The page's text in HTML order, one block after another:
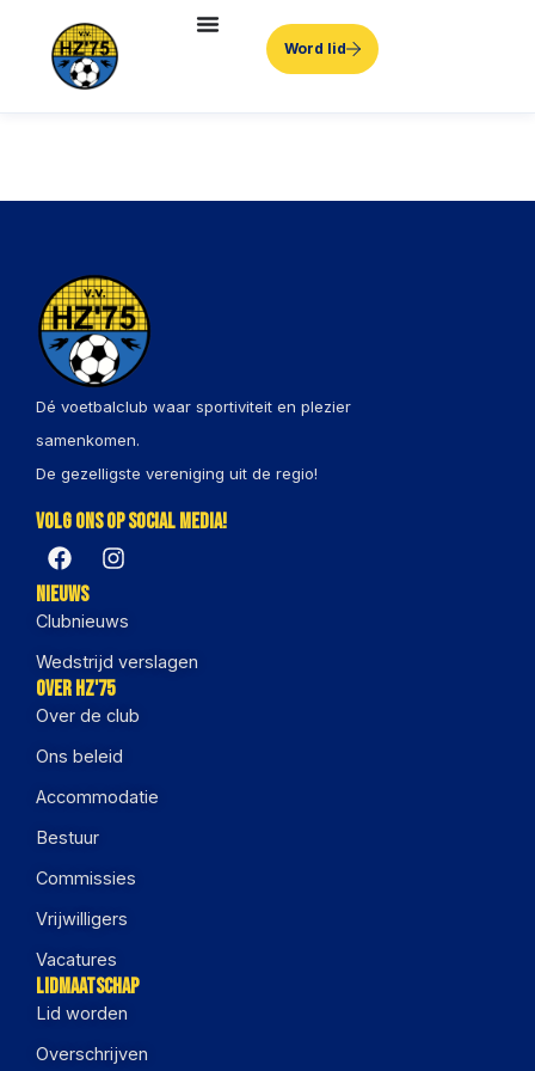
Word lid
Dé voetbalclub waar sportiviteit en plezier
samenkomen.
De gezelligste vereniging uit de regio!
Volg ons op social media!
Nieuws
Clubnieuws
Wedstrijd verslagen
Over HZ'75
Over de club
Ons beleid
Accommodatie
Bestuur
Commissies
Vrijwilligers
Vacatures
Lidmaatschap
Lid worden
Overschrijven